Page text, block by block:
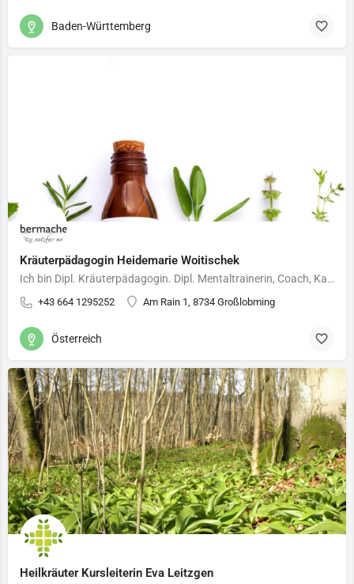
Baden-Württemberg
Kräuterpädagogin Heidemarie Woitischek
Ich bin Dipl. Kräuterpädagogin. Dipl. Mentaltrainerin, Coach, Kabbalistischer Lebensberater,…
+43 664 1295252 Am Rain 1, 8734 Großlobming
Österreich
Heilkräuter Kursleiterin Eva Leitzgen